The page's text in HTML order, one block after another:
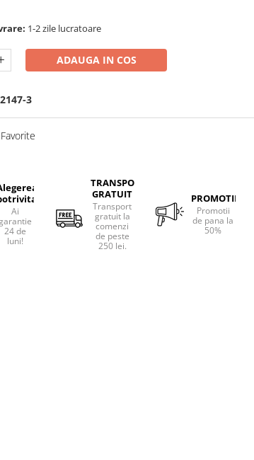
1-2 zile lucratoare
ADAUGA IN COS
2147-3
Ai
24 de
luni!
TRANSPORT
GRATUIT
Transport
gratuit la
comenzi
de peste
250 lei.
PROMOTII
Promotii
de pana la
50%